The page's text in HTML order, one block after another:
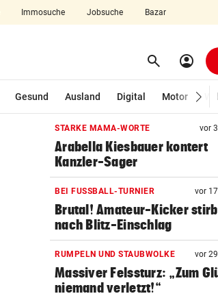
Immosuche Jobsuche Bazar
search Suchen
account_circle
Gesund Ausland Digital Motor
STARKE MAMA-WORTE vor
Arabella Kiesbauer kontert
Kanzler-Sager
BEI FUSSBALL-TURNIER vor
Brutal! Amateur-Kicker
nach Blitz-Einschlag
RUMPELN UND STAUBWOLKE vor
Massiver Felssturz: „Zum
niemand verletzt!“